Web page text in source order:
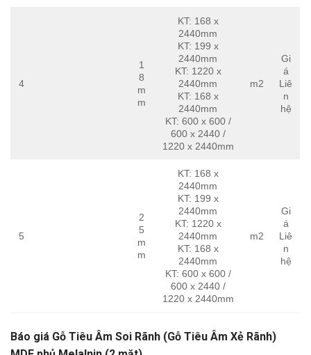
4
1
8
m
m
KT: 168 x
2440mm
KT: 199 x
2440mm
KT: 1220 x
2440mm
KT: 168 x
2440mm
KT: 600 x 600 /
600 x 2440 /
1220 x 2440mm
m2
Gi
á
Liê
n
hệ
5
2
5
m
m
KT: 168 x
2440mm
KT: 199 x
2440mm
KT: 1220 x
2440mm
KT: 168 x
2440mm
KT: 600 x 600 /
600 x 2440 /
1220 x 2440mm
m2
Gi
á
Liê
n
hệ
Báo giá Gỗ Tiêu Âm Soi Rãnh (Gỗ Tiêu Âm Xẻ Rãnh)